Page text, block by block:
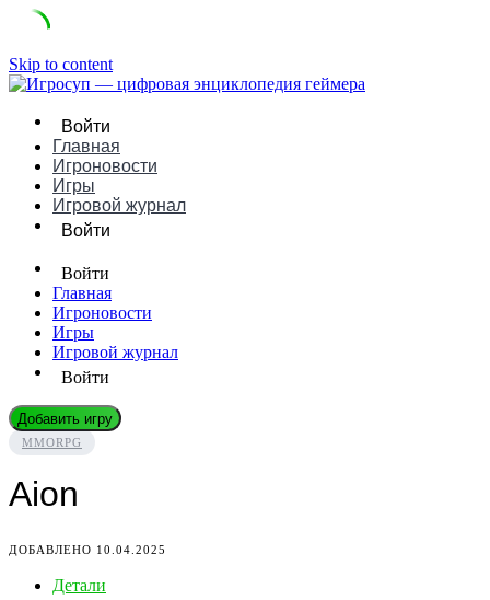
Skip to content
Войти
Главная
Игроновости
Игры
Игровой журнал
Войти
Войти
Главная
Игроновости
Игры
Игровой журнал
Войти
Добавить игру
MMORPG
Aion
ДОБАВЛЕНО 10.04.2025
Детали